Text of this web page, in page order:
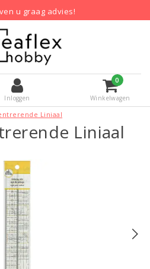
u graag advies!
Inloggen
0
Winkelwagen
Liniaal
Liniaal